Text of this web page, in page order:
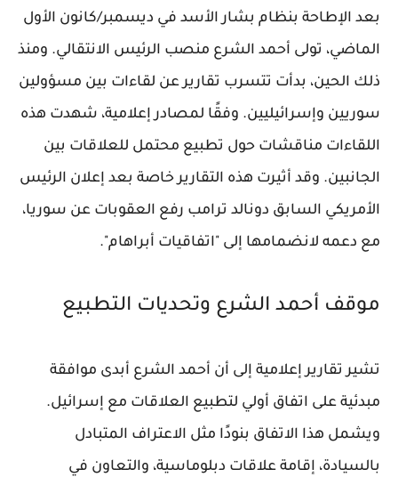
بعد الإطاحة بنظام بشار الأسد في ديسمبر/كانون الأول
الماضي، تولى أحمد الشرع منصب الرئيس الانتقالي. ومنذ
ذلك الحين، بدأت تتسرب تقارير عن لقاءات بين مسؤولين
سوريين وإسرائيليين. وفقًا لمصادر إعلامية، شهدت هذه
اللقاءات مناقشات حول تطبيع محتمل للعلاقات بين
الجانبين. وقد أثيرت هذه التقارير خاصة بعد إعلان الرئيس
الأمريكي السابق دونالد ترامب رفع العقوبات عن سوريا،
مع دعمه لانضمامها إلى "اتفاقيات أبراهام".
موقف أحمد الشرع وتحديات التطبيع
تشير تقارير إعلامية إلى أن أحمد الشرع أبدى موافقة
مبدئية على اتفاق أولي لتطبيع العلاقات مع إسرائيل.
ويشمل هذا الاتفاق بنودًا مثل الاعتراف المتبادل
بالسيادة، إقامة علاقات دبلوماسية، والتعاون في